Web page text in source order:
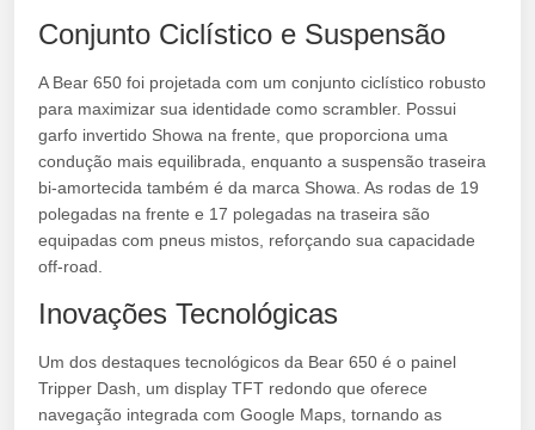
Conjunto Ciclístico e Suspensão
A Bear 650 foi projetada com um conjunto ciclístico robusto
para maximizar sua identidade como scrambler. Possui
garfo invertido Showa na frente, que proporciona uma
condução mais equilibrada, enquanto a suspensão traseira
bi-amortecida também é da marca Showa. As rodas de 19
polegadas na frente e 17 polegadas na traseira são
equipadas com pneus mistos, reforçando sua capacidade
off-road.
Inovações Tecnológicas
Um dos destaques tecnológicos da Bear 650 é o painel
Tripper Dash, um display TFT redondo que oferece
navegação integrada com Google Maps, tornando as